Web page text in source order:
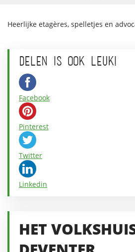
Heerlijke etagères, spelletjes en
DELEN IS OOK LEUK!
Facebook
Pinterest
Twitter
Linkedin
HET